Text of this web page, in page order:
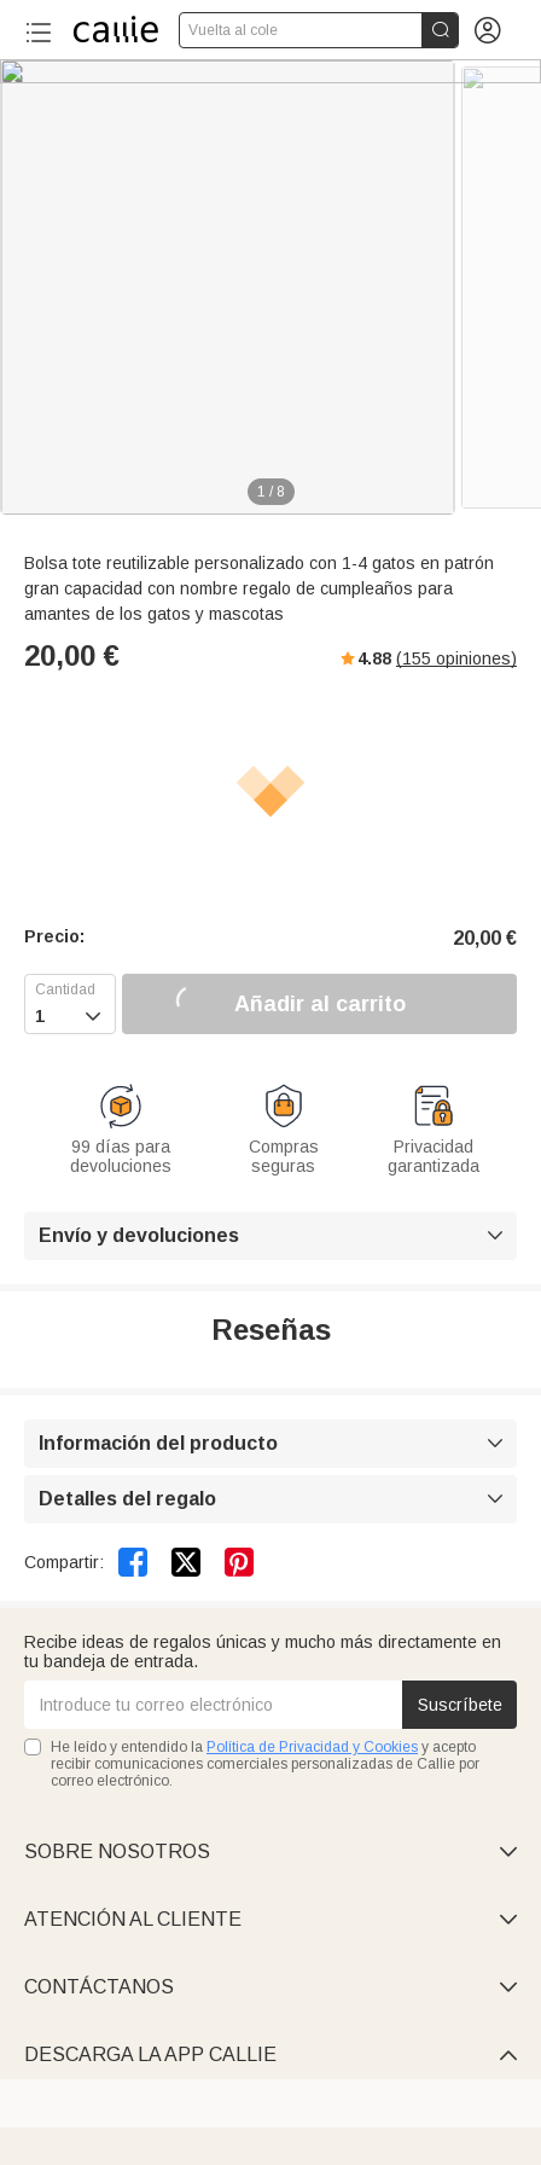
Vuelta al cole  
1 / 8
Bolsa tote reutilizable personalizado con 1-4 gatos en patrón
gran capacidad con nombre regalo de cumpleaños para
amantes de los gatos y mascotas
20,00 € 4.88 (155 opiniones)
Precio: 20,00 €
 Añadir al carrito
99 días para
devoluciones
Compras
seguras
Privacidad
garantizada
Envío y devoluciones 
Reseñas
Información del producto 
Detalles del regalo 
Compartir:  
Recibe ideas de regalos únicas y mucho más directamente en
tu bandeja de entrada.
Suscríbete
He leído y entendido la Política de Privacidad y Cookies y acepto
recibir comunicaciones comerciales personalizadas de Callie por
correo electrónico.
SOBRE NOSOTROS 
ATENCIÓN AL CLIENTE 
CONTÁCTANOS 
DESCARGA LA APP CALLIE 